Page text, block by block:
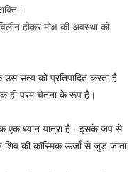
होकर मोक्ष की अवस्था को
सत्य को प्रतिपादित करता है
ही परम चेतना के रूप हैं।
एक ध्यान यात्रा है। इसके जप से
की कॉस्मिक ऊर्जा से जुड़ जाता